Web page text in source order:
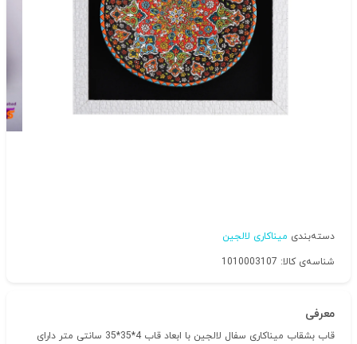
دسته‌بندی میناکاری لالجین
شناسه‌ی کالا: 1010003107
معرفی
قاب بشقاب میناکاری سفال لالجین با ابعاد قاب 4*35*35 سانتی متر دارای